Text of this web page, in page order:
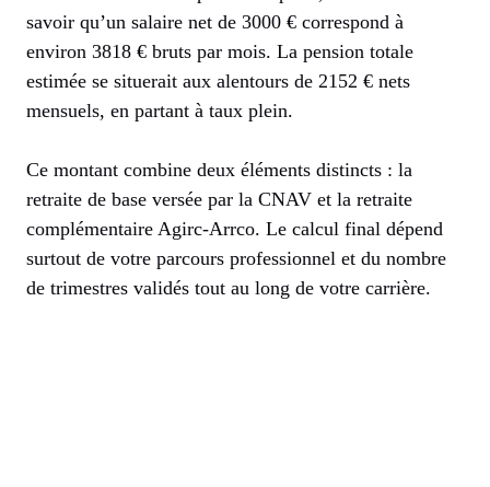
savoir qu’un salaire net de 3000 € correspond à
environ 3818 € bruts par mois. La pension totale
estimée se situerait aux alentours de 2152 € nets
mensuels, en partant à taux plein.
Ce montant combine deux éléments distincts : la
retraite de base versée par la CNAV et la retraite
complémentaire Agirc-Arrco. Le calcul final dépend
surtout de votre parcours professionnel et du nombre
de trimestres validés tout au long de votre carrière.